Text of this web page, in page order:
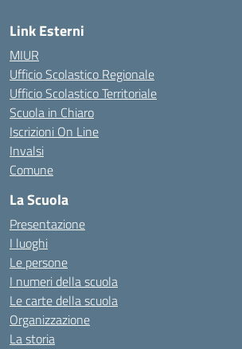
Link Esterni
MIUR
Ufficio Scolastico Regionale
Ufficio Scolastico Territoriale
Scuola in Chiaro
Iscrizioni On Line
Invalsi
Comune
La Scuola
Presentazione
I luoghi
Le persone
I numeri della scuola
Le carte della scuola
Organizzazione
La storia